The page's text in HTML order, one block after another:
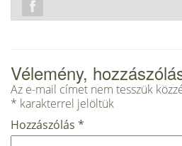
Vélemény,
Az e-mail címet nem tesszük
* karakterrel jelöltük
Hozzászólás *